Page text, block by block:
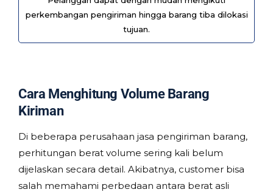
perkembangan pengiriman hingga barang tiba dilokasi
tujuan.
Cara Menghitung Volume Barang
Kiriman
Di beberapa perusahaan jasa pengiriman barang,
perhitungan berat volume sering kali belum
dijelaskan secara detail. Akibatnya, customer bisa
salah memahami perbedaan antara berat asli